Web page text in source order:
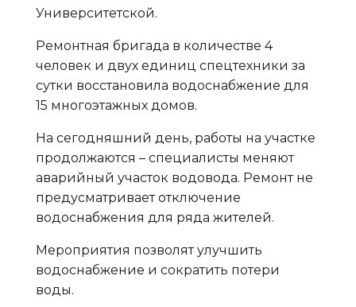
Университетской.
Ремонтная бригада в количестве 4
человек и двух единиц спецтехники за
сутки восстановила водоснабжение для
15 многоэтажных домов.
На сегодняшний день, работы на участке
продолжаются – специалисты меняют
аварийный участок водовода. Ремонт не
предусматривает отключение
водоснабжения для ряда жителей.
Мероприятия позволят улучшить
водоснабжение и сократить потери
воды.